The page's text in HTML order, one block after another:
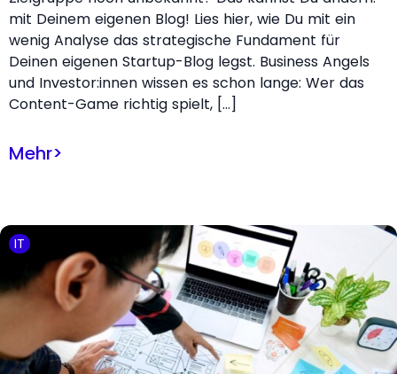
mit Deinem eigenen Blog! Lies hier, wie Du mit ein
wenig Analyse das strategische Fundament für
Deinen eigenen Startup-Blog legst. Business Angels
und Investor:innen wissen es schon lange: Wer das
Content-Game richtig spielt, […]
Mehr>
IT